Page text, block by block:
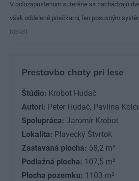
V polozapustenom suteréne sa nachádzajú
však oddelené priečkami, len posuvným
Kekeli
Prestavba chaty pri lese
Štúdio: Krobot Hudač
Autori: Peter Hudač, Pavlína
Spolupráca: Jaromír Krobot
Lokalita: Plavecký Štvrtok
Zastavaná plocha: 58,2 m²
Podlažná plocha: 107,5 m²
Plocha pozemku: 1103 m²